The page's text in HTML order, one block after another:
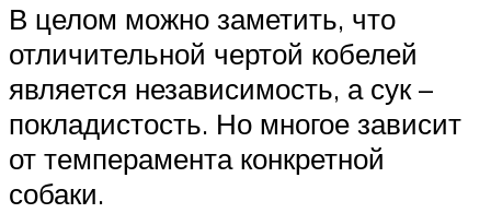
В целом можно заметить, что
отличительной чертой кобелей
является независимость, а сук –
покладистость. Но многое зависит
от темперамента конкретной
собаки.